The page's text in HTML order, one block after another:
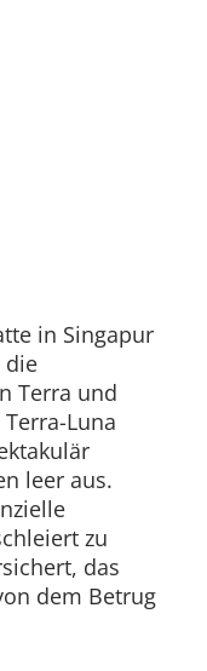
in Singapur
die
Terra und
Luna
leer aus.
zu
das
dem Betrug